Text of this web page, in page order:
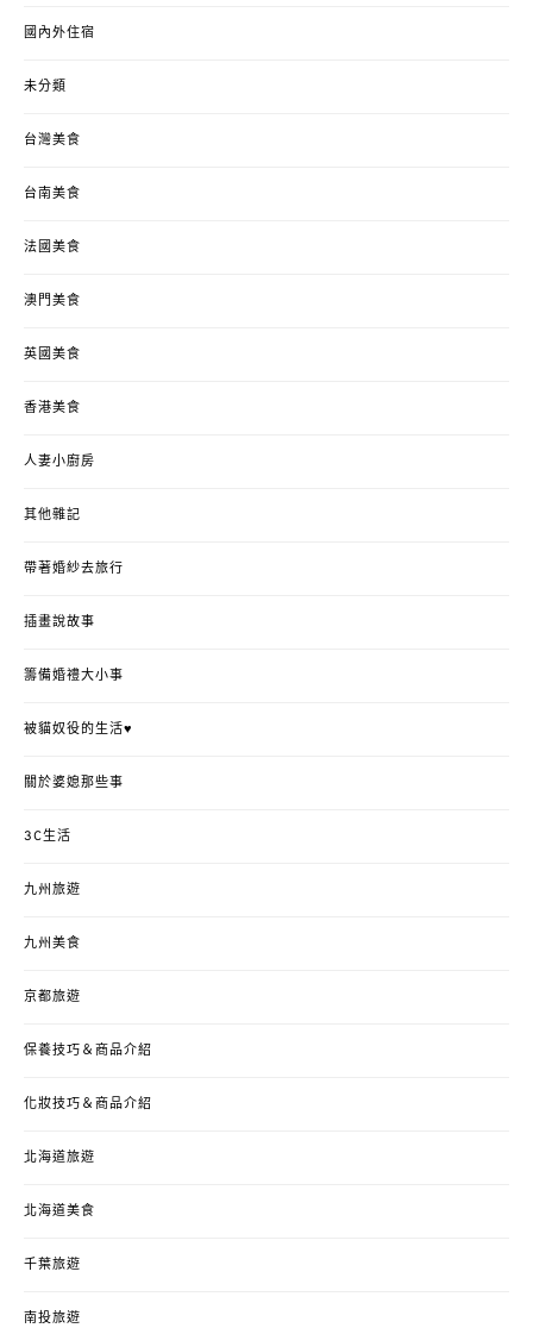
國內外住宿
未分類
台灣美食
台南美食
法國美食
澳門美食
英國美食
香港美食
人妻小廚房
其他雜記
帶著婚紗去旅行
插畫說故事
籌備婚禮大小事
被貓奴役的生活♥
關於婆媳那些事
3C生活
九州旅遊
九州美食
京都旅遊
保養技巧＆商品介紹
化妝技巧＆商品介紹
北海道旅遊
北海道美食
千葉旅遊
南投旅遊